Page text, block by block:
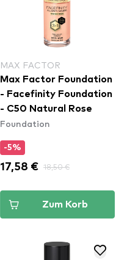
MAX FACTOR
Max Factor Foundation
- Facefinity Foundation
- C50 Natural Rose
Foundation
-5%
17,58 € 18,50 €
Zum Korb